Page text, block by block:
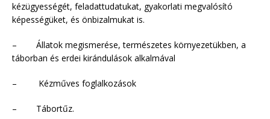
kézügyességét, feladattudatukat, gyakorlati megvalósító
képességüket, és önbizalmukat is.
– Állatok megismerése, természetes környezetükben, a
táborban és erdei kirándulások alkalmával
– Kézműves foglalkozások
– Tábortűz.